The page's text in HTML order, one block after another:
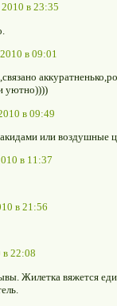
в 23:35
в 09:01
уютно))))
в 09:49
или воздушные
в 11:37
в 21:56
в 22:08
Жилетка вяжется